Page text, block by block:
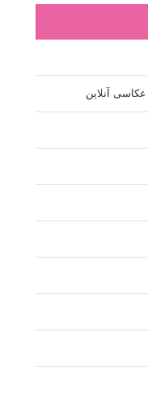
آنلاین